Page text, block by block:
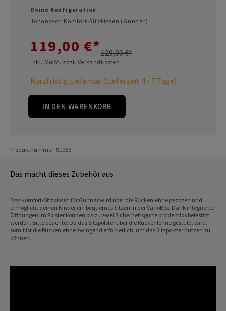
Deine Konfiguration
Johansson Komfort-Sitzkissen (Gunnar)
119,00 €*129,00 €*
inkl. MwSt. zzgl. Versandkosten
Kurzfristig Lieferbar (Lieferzeit 4 - 7 Tage)
IN DEN WARENKORB
Produktnummer: 91056
Das macht dieses Zubehör aus
Das Komfort-Sitzkissen für Gunnar wird über die Rückenlehne gezogen und
ermöglicht deinen Kinder ein bequemes Sitzen in der VarioBox. Dank integrierter
Öffnungen im Polster können bis zu zwei Sicherheitsgurte problemlos befestigt
werden. Bitte beachte: Da das Sitzpolster über die Rückenlehne gestülpt wird,
somit ist die Rückenlehne zwingend erforderlich, um das Sitzpolster nutzen zu
können.